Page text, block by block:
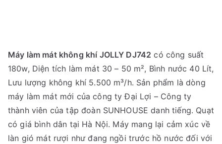
Máy làm mát không khí JOLLY DJ742 có công suất
180w, Diện tích làm mát 30 – 50 m², Bình nước 40 Lít,
Lưu lượng không khí 5.500 m³/h. Sản phẩm là dòng
máy làm mát mới của công ty Đại Lợi – Công ty
thành viên của tập đoàn SUNHOUSE danh tiếng. Quạt
có giá bình dân tại Hà Nội. Máy mang lại cảm xúc về
làn gió mát rượi như đang ngồi trước hồ nước đối với